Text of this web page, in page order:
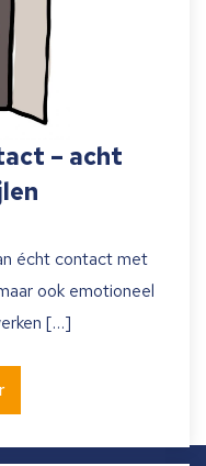
– acht
écht contact met
ook emotioneel
[…]